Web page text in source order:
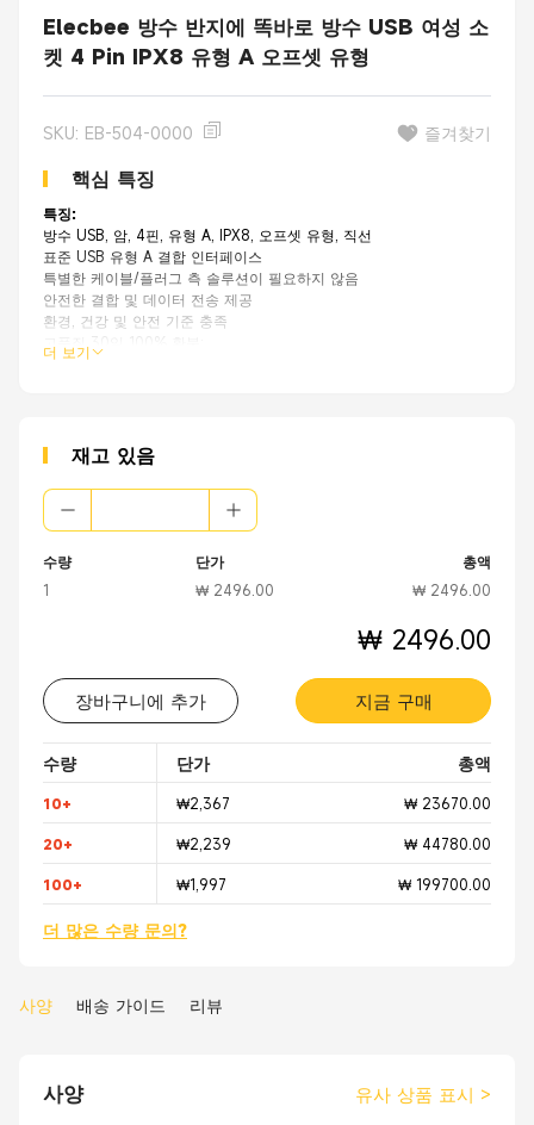
Elecbee 방수 반지에 똑바로 방수 USB 여성 소
켓 4 Pin IPX8 유형 A 오프셋 유형
SKU: EB-504-0000 즐겨찾기
핵심 특징
특징:
방수 USB, 암, 4핀, 유형 A, IPX8, 오프셋 유형, 직선
표준 USB 유형 A 결합 인터페이스
특별한 케이블/플러그 측 솔루션이 필요하지 않음
안전한 결합 및 데이터 전송 제공
환경, 건강 및 안전 기준 충족
OEM 원래 공장에서 훨씬 더 나은 가격으로 동일한 품질.
더 보기
재고 있음
수량
1
단가
₩ 2496.00
총액
₩ 2496.00
₩ 2496.00
장바구니에 추가 지금 구매
수량 단가 총액
10+ ₩2,367 ₩ 23670.00
20+ ₩2,239 ₩ 44780.00
100+ ₩1,997 ₩ 199700.00
더 많은 수량 문의?
사양 배송 가이드 리뷰
사양 유사 상품 표시 >